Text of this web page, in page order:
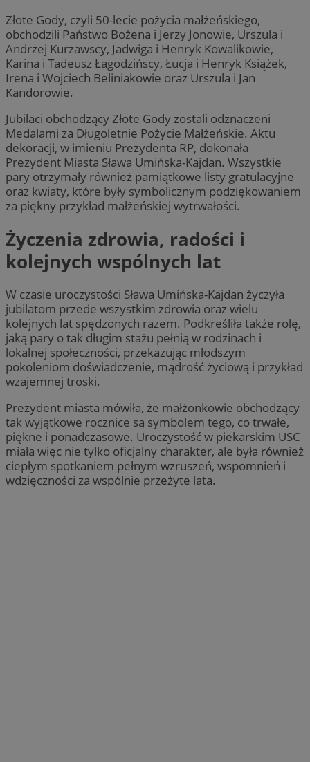
Złote Gody, czyli 50-lecie pożycia małżeńskiego,
obchodzili Państwo Bożena i Jerzy Jonowie, Urszula i
Andrzej Kurzawscy, Jadwiga i Henryk Kowalikowie,
Karina i Tadeusz Łagodzińscy, Łucja i Henryk Książek,
Irena i Wojciech Beliniakowie oraz Urszula i Jan
Kandorowie.
Jubilaci obchodzący Złote Gody zostali odznaczeni
Medalami za Długoletnie Pożycie Małżeńskie. Aktu
dekoracji, w imieniu Prezydenta RP, dokonała
Prezydent Miasta Sława Umińska-Kajdan. Wszystkie
pary otrzymały również pamiątkowe listy gratulacyjne
oraz kwiaty, które były symbolicznym podziękowaniem
za piękny przykład małżeńskiej wytrwałości.
Życzenia zdrowia, radości i
kolejnych wspólnych lat
W czasie uroczystości Sława Umińska-Kajdan życzyła
jubilatom przede wszystkim zdrowia oraz wielu
kolejnych lat spędzonych razem. Podkreśliła także rolę,
jaką pary o tak długim stażu pełnią w rodzinach i
lokalnej społeczności, przekazując młodszym
pokoleniom doświadczenie, mądrość życiową i przykład
wzajemnej troski.
Prezydent miasta mówiła, że małżonkowie obchodzący
tak wyjątkowe rocznice są symbolem tego, co trwałe,
piękne i ponadczasowe. Uroczystość w piekarskim USC
miała więc nie tylko oficjalny charakter, ale była również
ciepłym spotkaniem pełnym wzruszeń, wspomnień i
wdzięczności za wspólnie przeżyte lata.